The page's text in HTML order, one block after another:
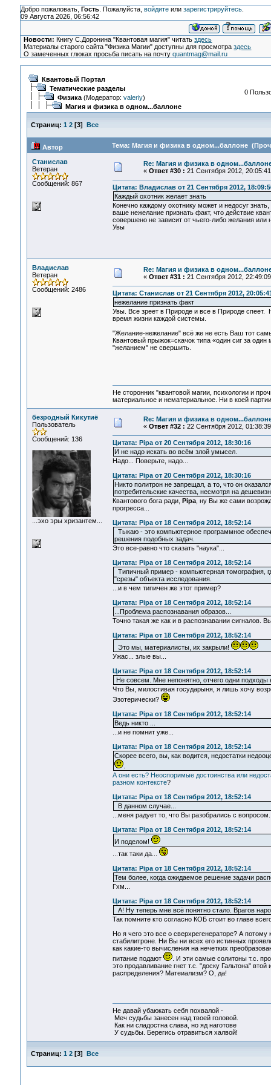
Добро пожаловать, Гость. Пожалуйста, войдитеили зарегистрируйтесь.
09 Августа 2026, 06:56:42
Новости: Книгу С.Доронина "Квантовая магия" читатьздесь
Материалы старого сайта "Физика Магии" доступны для просмотраздесь
О замеченных глюках просьба писать на почтуquantmag@mail.ru
Квантовый Портал
Тематические разделы
Физика(Модератор: valeriy)
Магия и физика в одном...баллоне
0
Страниц: 1 2[3] Все
Автор Тема: Магия и физика в одном...баллоне
Станислав
Ветеран
Сообщений: 867
Re: Магия и физика в
« Ответ #30 : 21 Сентября 2012,
Цитата: Владислав от 21 Сентября 2012,
Каждый охотник желает знать
Конечно каждому охотнику может и недосуг
ваше нежелание признать факт, что действие
совершено не зависит от чьего-либо желания или
Увы
Владислав
Ветеран
Сообщений: 2486
Re: Магия и физика в
« Ответ #31 : 21 Сентября 2012,
Цитата: Станислав от 21 Сентября 2012,
нежелание признать факт
Увы. Все зреет в Природе и все в Природе
время жизни каждой системы.
"Желание-нежелание" всё же не есть Ваш тот
Квантовый прыжок=скачок типа «один сиг за
"желанием" не свершить.
Не сторонник "квантовой магии, психологии и
материальное и нематериальное. Ни в коей
безродный Кикутиё
Пользователь
Сообщений: 136
...эхо эры хризантем...
Re: Магия и физика в
« Ответ #32 : 22 Сентября 2012,
Цитата: Pipa от 20 Сентября 2012, 18:30:16
И не надо искать во всём злой умысел.
Надо... Поверьте, надо...
Цитата: Pipa от 20 Сентября 2012, 18:30:16
Никто политрон не запрещал, а то, что он
потребительские качества, несмотря на
Квантового бога ради,
Pipa, ну Вы же сами
прогресса...
Цитата: Pipa от 18 Сентября 2012, 18:52:14
Тыкаю - это компьютерное программное
решения подобных задач.
Это все-равно что сказать "наука"...
Цитата: Pipa от 18 Сентября 2012, 18:52:14
Типичный пример - компьютерная томография,
"срезы" объекта исследования.
...и в чем типичен же этот пример?
Цитата: Pipa от 18 Сентября 2012, 18:52:14
...Проблема распознавания образов...
Точно такая же как и в распознавании сигналов.
Цитата: Pipa от 18 Сентября 2012, 18:52:14
Это мы, материалисты, их закрыли!
Ужас... злые вы...
Цитата: Pipa от 18 Сентября 2012, 18:52:14
Не совсем. Мне непонятно, отчего одни
Что Вы, милостивая государыня, я лишь хочу
Эзотерически?
Цитата: Pipa от 18 Сентября 2012, 18:52:14
Ведь никто ...
...и не помнит уже...
Цитата: Pipa от 18 Сентября 2012, 18:52:14
Скорее всего, вы, как водится, недостатки
.
А они есть? Неоспоримые достоинства или
разном контексте?
Цитата: Pipa от 18 Сентября 2012, 18:52:14
В данном случае...
...меня радует то, что Вы разобрались с вопросом.
Цитата: Pipa от 18 Сентября 2012, 18:52:14
И поделом!
...так таки да...
Цитата: Pipa от 18 Сентября 2012, 18:52:14
Тем более, когда ожидаемое решение задачи
Гхм...
Цитата: Pipa от 18 Сентября 2012, 18:52:14
А! Ну теперь мне всё понятно стало. Врагов
Так помните кто согласно КОБ стоит во главе
Но я чего это все о сверхрегенераторе? А
стабилитроне. Ни Вы ни всех его истинных
как какие-то вычисления на нечетких
питание подают
. И эти самые солитоны т.с.
это продавливание гнет т.с. "доску Гальтона"
распределения? Матеиализм? О, да!
Не давай убаюкать себя похвалой -
Меч судьбы занесен над твоей головой.
Как ни сладостна слава, но яд наготове
У судьбы. Берегись отравиться халвой!
Страниц: 1 2[3] Все